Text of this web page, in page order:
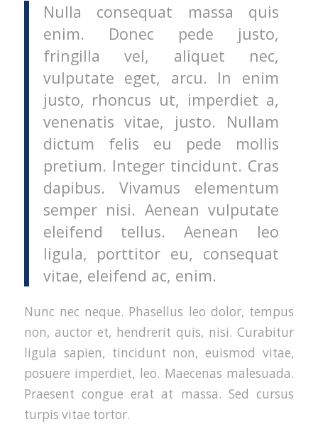
Nulla consequat massa quis
enim. Donec pede justo,
fringilla vel, aliquet nec,
vulputate eget, arcu. In enim
justo, rhoncus ut, imperdiet a,
venenatis vitae, justo. Nullam
dictum felis eu pede mollis
pretium. Integer tincidunt. Cras
dapibus. Vivamus elementum
semper nisi. Aenean vulputate
eleifend tellus. Aenean leo
ligula, porttitor eu, consequat
vitae, eleifend ac, enim.
Nunc nec neque. Phasellus leo dolor, tempus
non, auctor et, hendrerit quis, nisi. Curabitur
ligula sapien, tincidunt non, euismod vitae,
posuere imperdiet, leo. Maecenas malesuada.
Praesent congue erat at massa. Sed cursus
turpis vitae tortor.